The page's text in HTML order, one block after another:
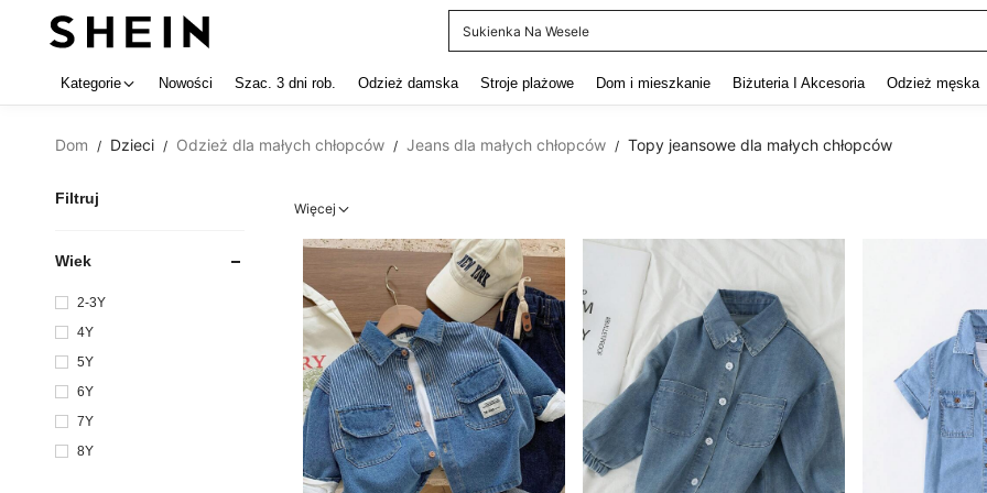
Garnitur Męski
Kategorie Nowości Szac. 3 dni rob. Odzież damska Stroje plażowe Dom i mieszkanie Biżuteria I Akcesoria Odzież męska
Dom / Dzieci / Odzież dla małych chłopców / Jeans dla małych chłopców / Topy jeansowe dla małych chłopców
Filtruj
Wiek
2-3Y
4Y
5Y
6Y
7Y
8Y
Więcej